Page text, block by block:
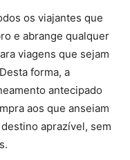
os viajantes que
e abrange qualquer
viagens que sejam
forma, a
antecipado
aos que anseiam
aprazível, sem